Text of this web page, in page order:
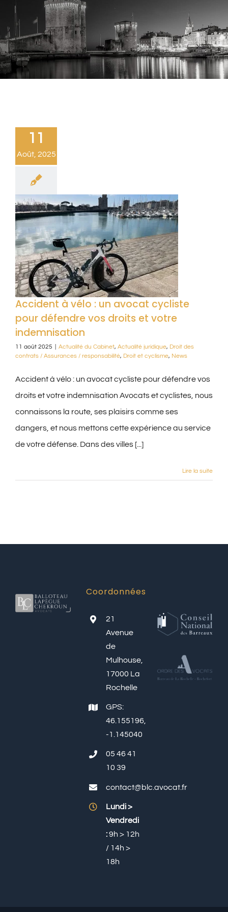
11
Août, 2025
Accident à vélo : un avocat cycliste
pour défendre vos droits et votre
indemnisation
11 août 2025 Actualité du Cabinet, Actualité juridique, Droit des
contrats / Assurances / responsabilité, Droit et cyclisme, News
Accident à vélo : un avocat cycliste pour défendre vos
droits et votre indemnisation Avocats et cyclistes, nous
connaissons la route, ses plaisirs comme ses
dangers, et nous mettons cette expérience au service
de votre défense. Dans des villes [...]
Lire la suite
Coordonnées
21
Avenue
de
Mulhouse,
17000 La
Rochelle
GPS:
46.155196,
-1.145040
05 46 41
10 39
contact@blc.avocat.fr
Lundi >
Vendredi
:9h > 12h
/ 14h >
18h